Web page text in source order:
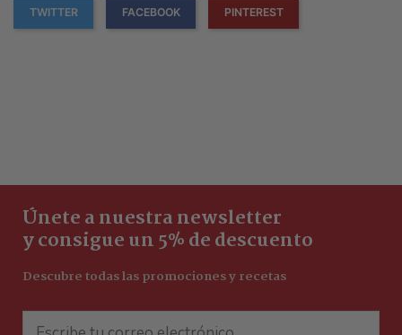
TWITTER FACEBOOK PINTEREST
Únete a nuestra newsletter
y consigue un 5% de descuento
Descubre todas las promociones y recetas